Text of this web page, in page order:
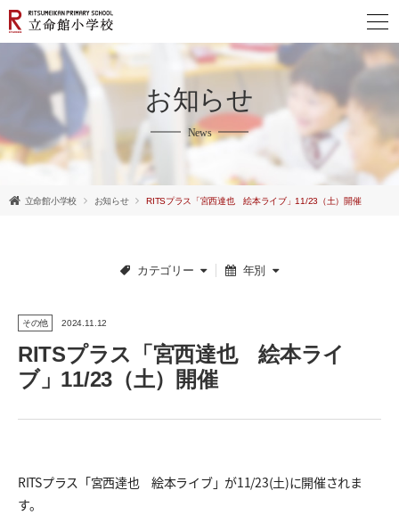
お知らせ
News
立命館小学校 お知らせ RITSプラス「宮西達也 絵本ライブ」11/23（土）開催
カテゴリー 年別
その他 2024.11.12
RITSプラス「宮西達也 絵本ライ
ブ」11/23（土）開催
RITSプラス「宮西達也 絵本ライブ」が11/23(土)に開催されま
す。